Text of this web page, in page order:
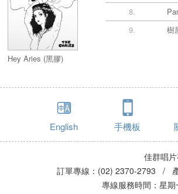
Hey Aries (黑膠)
8.
9.
樹
English 手機板
佳群唱
訂單專線：(02) 2370-2793 /
專線服務時間：星